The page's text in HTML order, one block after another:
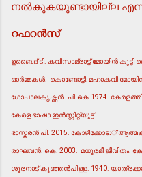
നല്‍കുകയുണ്ടായില്ല
റഫറന്‍സ്
ഉബൈദ് ടി. കവിസാമ്രാട്ട് മോയിന്‍
ഓര്‍മ്മകള്‍. കൊണ്ടോട്ടി: മഹാകവി
ഗോപാലകൃഷ്ണന്‍. പി.കെ.1974.
കേരള ഭാഷാ ഇന്‍സ്റ്റിറ്റ്യൂട്ട്.
ഭാസ്കരന്‍ പി. 2015. കോഴിക്കോട:്
രാഘവന്‍. കെ. 2003. മധുരമീ ജീവിതം.
ശൂരനാട് കുഞ്ഞന്‍പിള്ള. 1940.